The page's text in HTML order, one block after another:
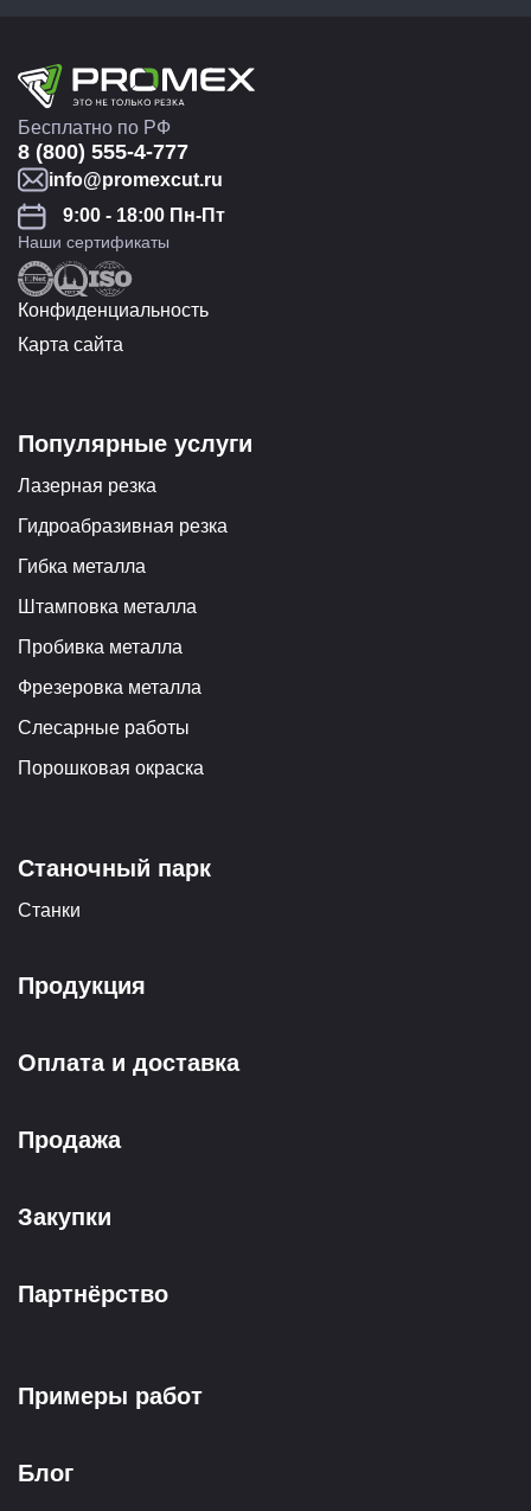
Бесплатно по РФ
8 (800) 555-4-777
info@promexcut.ru
9:00 - 18:00 Пн-Пт
Наши сертификаты
Конфиденциальность
Карта сайта
Популярные услуги
Лазерная резка
Гидроабразивная резка
Гибка металла
Штамповка металла
Пробивка металла
Фрезеровка металла
Слесарные работы
Порошковая окраска
Станочный парк
Станки
Продукция
Оплата и доставка
Продажа
Закупки
Партнёрство
Примеры работ
Блог